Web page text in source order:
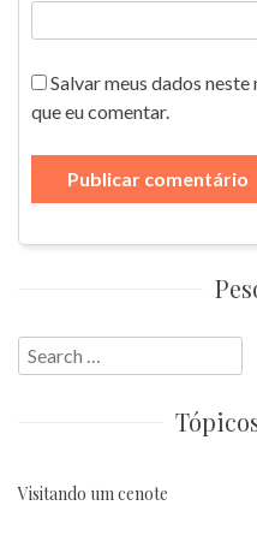
Salvar meus dados
que eu comentar.
Search
for:
Visitando um cenote